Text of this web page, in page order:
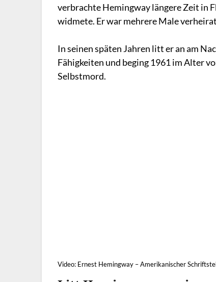
verbrachte Hemingway längere Zeit in
widmete. Er war mehrere Male
In seinen späten Jahren litt er an am
Fähigkeiten und beging 1961 im Alter
Selbstmord.
Video: Ernest Hemingway – Amerikanischer